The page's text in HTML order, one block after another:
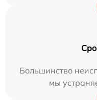
Большинство
мы